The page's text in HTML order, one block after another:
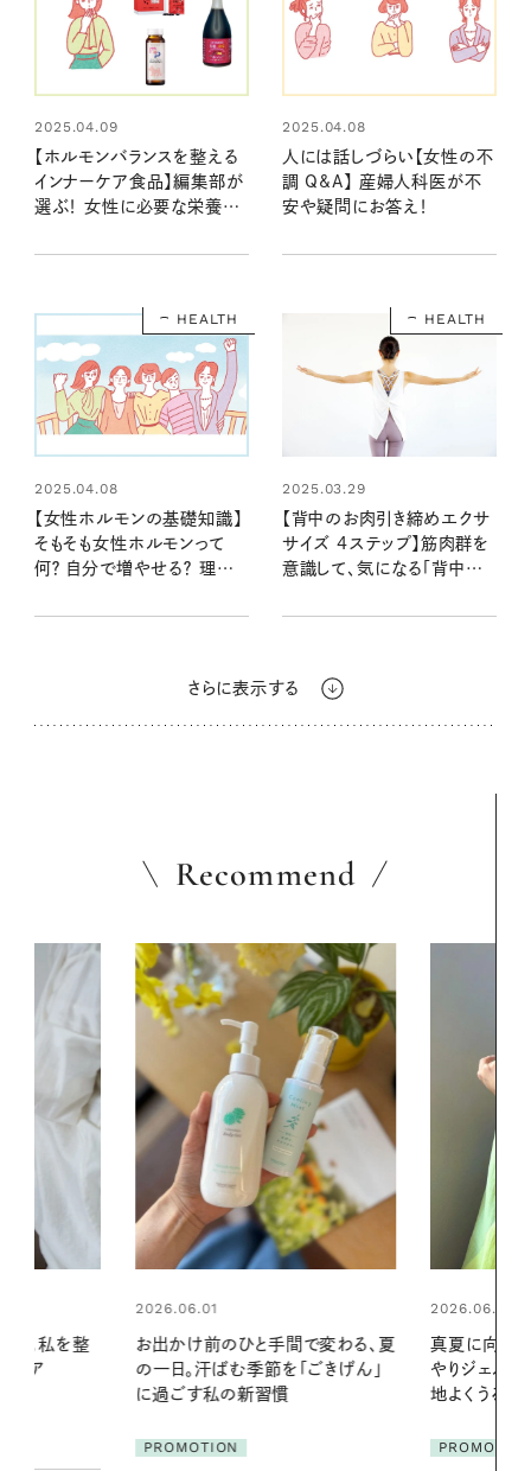
2025.04.09
【ホルモンバランスを整える
インナーケア食品】編集部が
選ぶ！ 女性に必要な栄養を
2025.04.08
人には話しづらい【女性の不
調 Q&A】 産婦人科医が不
安や疑問にお答え！
HEALTH
2025.04.08
【女性ホルモンの基礎知識】
そもそも女性ホルモンって
何？ 自分で増やせる？ 理解
HEALTH
2025.03.29
【背中のお肉引き締めエクサ
サイズ 4ステップ】筋肉群を
意識して、気になる「背中の
さらに表示する
Recommend
変わる、夏
ごきげん」
2026.06.01
真夏に向けて、ハーブが香るひん
やりジェルと出合う。暑い季節に心
地よくうるおう、軽やかなボディケ
PROMOTION
2026.07.21
リーとの重